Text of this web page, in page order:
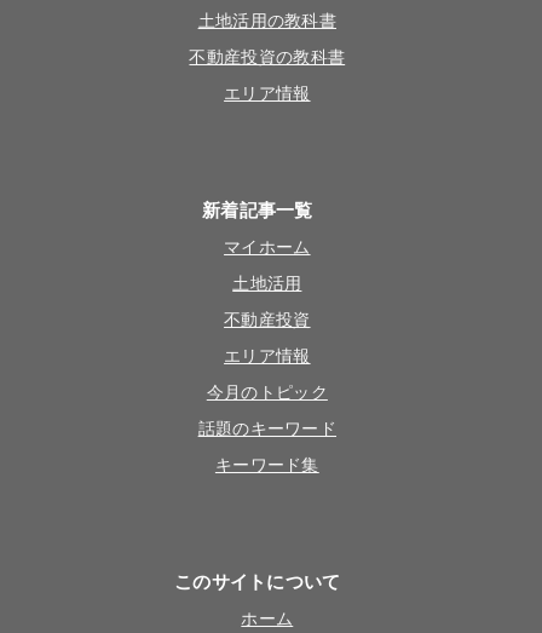
土地活用の教科書
不動産投資の教科書
エリア情報
新着記事一覧
マイホーム
土地活用
不動産投資
エリア情報
今月のトピック
話題のキーワード
キーワード集
このサイトについて
ホーム